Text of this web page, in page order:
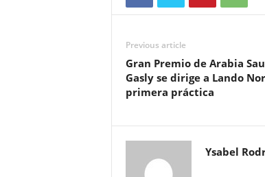
Previous article
Gran Premio de Arabia
Gasly se dirige a Lando
primera práctica
Ysabel